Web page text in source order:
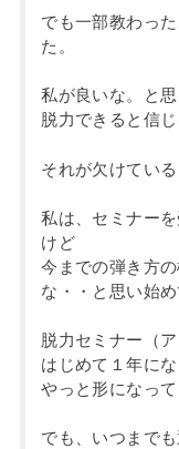
でも一部教わっ
た。
私が良いな。と
脱力できると信じ
それが欠けている
私は、セミナー
けど
今までの弾き方
な・・と思い始め
脱力セミナー（
はじめて１年に
やっと形になって
でも、いつまで